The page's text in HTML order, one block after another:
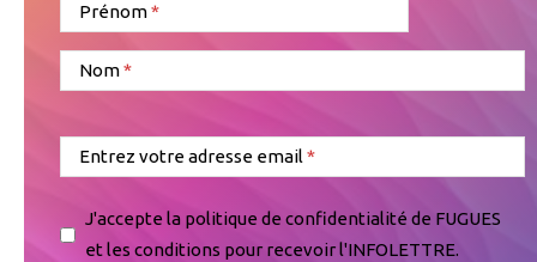
Prénom
Nom
Entrez votre adresse email
J'accepte la politique de confidentialité de FUGUES
et les conditions pour recevoir l'INFOLETTRE.